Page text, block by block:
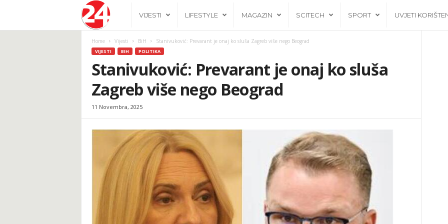
.
a
VIJESTI LIFESTYLE MAGAZIN SCITECH SPORT UVJETI
Home Vijesti BiH Stanivuković: Prevarant je onaj ko sluša Zagreb više nego Beograd
VIJESTI BIH POLITIKA
Stanivuković: Prevarant je onaj ko sluša
Zagreb više nego Beograd
11 Novembra, 2025